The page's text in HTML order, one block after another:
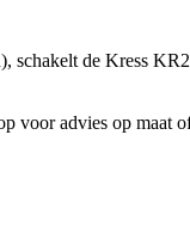
schakelt de Kress
voor advies op maat